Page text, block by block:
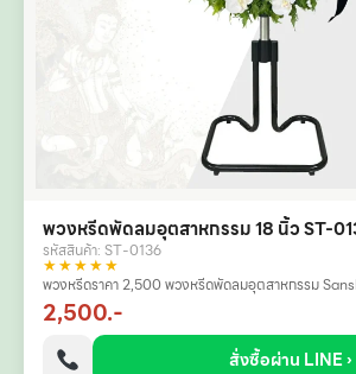
พวงหรีดพัดลมอุตสาหกรรม 18 นิ้ว ST-
รหัสสินค้า: ST-0136
★★★★★
พวงหรีดราคา 2,500 พวงหรีดพัดลมอุตสาหกรรม
2,500.-
สั่งซื้อผ่าน LINE ›